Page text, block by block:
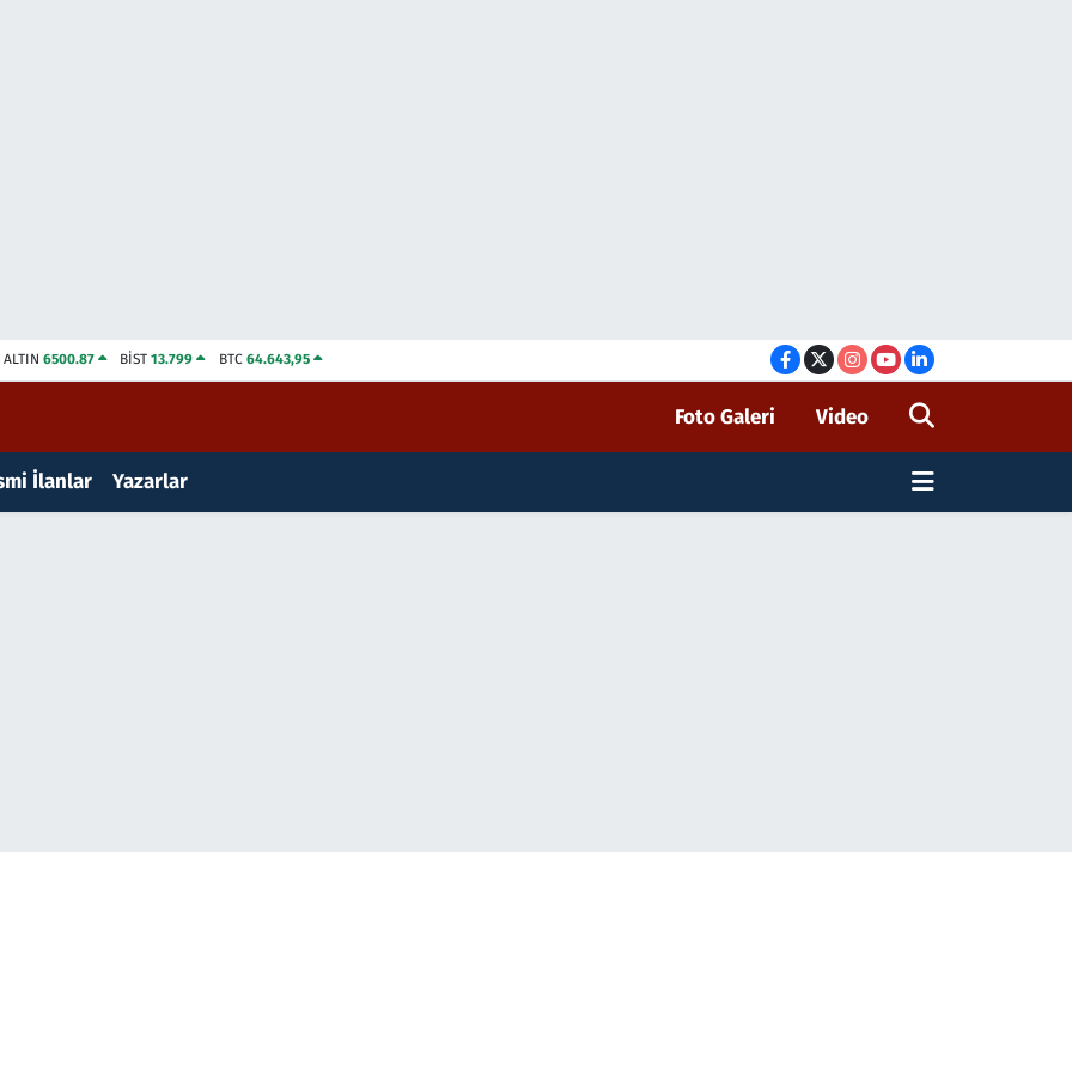
ALTIN 6500.87 BİST13.799 BTC 64.643,95
Foto Galeri Video
İlanlar Yazarlar